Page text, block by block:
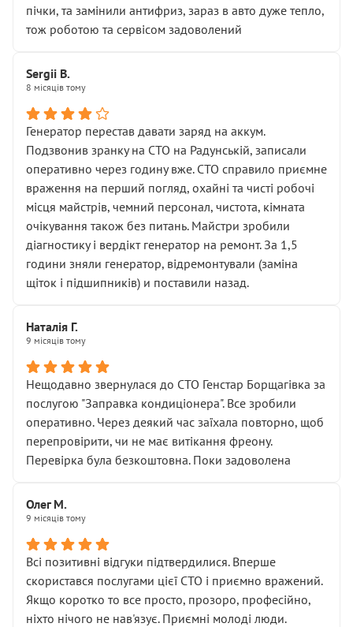
пічки, та замінили антифриз, зараз в авто дуже тепло,
тож роботою та сервісом задоволений
Sergii B.
8 місяців тому
Генератор перестав давати заряд на аккум.
Подзвонив зранку на СТО на Радунській, записали
оперативно через годину вже. СТО справило приємне
враження на перший погляд, охайні та чисті робочі
місця майстрів, чемний персонал, чистота, кімната
очікування також без питань. Майстри зробили
діагностику і вердікт генератор на ремонт. За 1,5
години зняли генератор, відремонтували (заміна
щіток і підшипників) и поставили назад.
Наталія Г.
9 місяців тому
Нещодавно звернулася до СТО Генстар Борщагівка за
послугою "Заправка кондиціонера". Все зробили
оперативно. Через деякий час заїхала повторно, щоб
перепровірити, чи не має витікання фреону.
Перевірка була безкоштовна. Поки задоволена
Олег М.
9 місяців тому
Всі позитивні відгуки підтвердилися. Вперше
скористався послугами цієї СТО і приємно вражений.
Якщо коротко то все просто, прозоро, професійно,
ніхто нічого не нав'язує. Приємні молоді люди.